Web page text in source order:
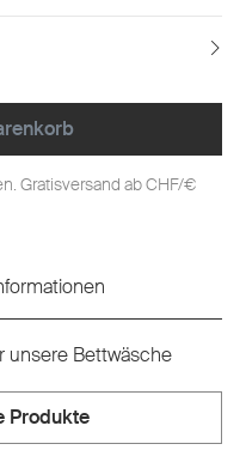
Gratisversand ab CHF/€
unsere Bettwäsche
Produkte